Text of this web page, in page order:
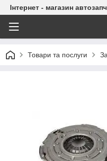
Інтернет - магазин
Товари та послуги